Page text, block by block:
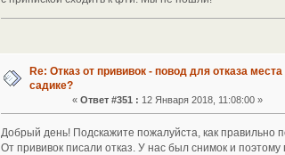
Re: Отказ от прививок - повод для отказа места
садике?
«Ответ #351 : 12 Января 2018, 11:08:00 »
Добрый день! Подскажите пожалуйста, как правильно
От прививок писали отказ. У нас был снимок и